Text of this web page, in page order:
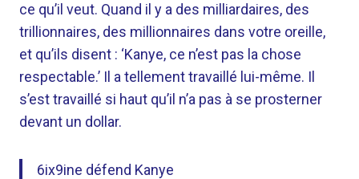
ce qu’il veut. Quand il y a des milliardaires, des
trillionnaires, des millionnaires dans votre oreille,
et qu’ils disent : ‘Kanye, ce n’est pas la chose
respectable.’ Il a tellement travaillé lui-même. Il
s’est travaillé si haut qu’il n’a pas à se prosterner
devant un dollar.
6ix9ine défend Kanye